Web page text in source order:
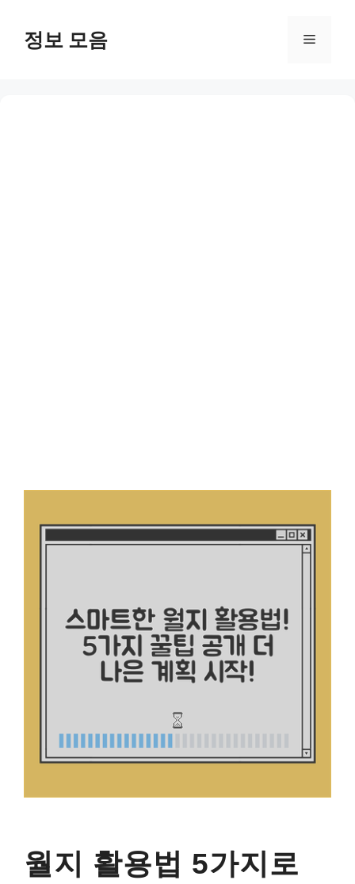
content정보 모음 Menu
월지 활용법 5가지로